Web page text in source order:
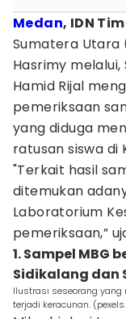
Medan, IDN
Sumatera Utara
Hasrimy
Hamid Rijal
pemeriksaan
yang diduga
ratusan siswa di
"Terkait hasil
ditemukan
Laboratorium
pemeriksaan,”
1. Sampel MBG
Sidikalang dan
Ilustrasi seseorang yang
terjadi keracunan.